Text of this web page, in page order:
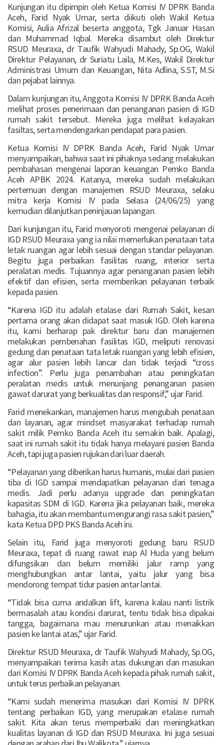
Kunjungan itu dipimpin oleh Ketua Komisi IV DPRK Banda
Aceh, Farid Nyak Umar, serta diikuti oleh Wakil Ketua
Komisi, Aulia Afrizal beserta anggota, Tgk Januar Hasan
dan Muhammad Iqbal. Mereka disambut oleh Direktur
RSUD Meuraxa, dr Taufik Wahyudi Mahady, Sp.OG, Wakil
Direktur Pelayanan, dr Suriatu Laila, M.Kes, Wakil Direktur
Administrasi Umum dan Keuangan, Nita Adlina, S.ST, M.Si
dan pejabat lainnya.
Dalam kunjungan itu, Anggota Komisi IV DPRK Banda Aceh
melihat proses penerimaan dan penanganan pasien di IGD
rumah sakit tersebut. Mereka juga melihat kelayakan
fasiltas, serta mendengarkan pendapat para pasien.
Ketua Komisi IV DPRK Banda Aceh, Farid Nyak Umar
menyampaikan, bahwa saat ini pihaknya sedang melakukan
pembahasan mengenai laporan keuangan Pemko Banda
Aceh APBK 2024. Katanya, mereka sudah melakukan
pertemuan dengan manajemen RSUD Meuraxa, selaku
mitra kerja Komisi IV pada Selasa (24/06/25) yang
kemudian dilanjutkan peninjauan lapangan.
Dari kunjungan itu, Farid menyoroti mengenai pelayanan di
IGD RSUD Meuraxa yang ia nilai memerlukan penataan tata
letak ruangan agar lebih sesuai dengan standar pelayanan.
Begitu juga perbaikan fasilitas ruang, interior serta
peralatan medis. Tujuannya agar penanganan pasien lebih
efektif dan efisien, serta memberikan pelayanan terbaik
kepada pasien.
“Karena IGD itu adalah etalase dari Rumah Sakit, kesan
pertama orang akan didapat saat masuk IGD. Oleh karena
itu, kami berharap pak direktur baru dan manajemen
melakukan pembenahan fasilitas IGD, meliputi renovasi
gedung dan penataan tata letak ruangan yang lebih efisien,
agar alur pasien lebih lancar dan tidak terjadi “cross
infection”. Perlu juga penambahan atau peningkatan
peralatan medis untuk menunjang penanganan pasien
gawat darurat yang berkualitas dan responsif,” ujar Farid.
Farid menekankan, manajemen harus mengubah penataan
dan layanan, agar mindset masyarakat terhadap rumah
sakit milik Pemko Banda Aceh itu semakin baik. Apalagi,
saat ini rumah sakit itu tidak hanya melayani pasien Banda
Aceh, tapi juga pasien rujukan dari luar daerah.
“Pelayanan yang diberikan harus humanis, mulai dari pasien
tiba di IGD sampai mendapatkan pelayanan dari tenaga
medis. Jadi perlu adanya upgrade dan peningkatan
kapasitas SDM di IGD. Karena jika pelayanan baik, mereka
bahagia, itu akan membantu mengurangi rasa sakit pasien,”
kata Ketua DPD PKS Banda Aceh ini.
Selain itu, Farid juga menyoroti gedung baru RSUD
Meuraxa, tepat di ruang rawat inap Al Huda yang belum
difungsikan dan belum memiliki jalur ramp yang
menghubungkan antar lantai, yaitu jalur yang bisa
mendorong tempat tidur pasien antar lantai.
“Tidak bisa cuma andalkan lift, karena kalau nanti listrik
bermasalah atau kondisi darurat, tentu tidak bisa dipakai
tangga, bagaimana mau menurunkan atau menaikkan
pasien ke lantai atas,” ujar Farid.
Direktur RSUD Meuraxa, dr Taufik Wahyudi Mahady, Sp.OG,
menyampaikan terima kasih atas dukungan dan masukan
dari Komisi IV DPRK Banda Aceh kepada pihak rumah sakit,
untuk terus perbaikan pelayanan.
“Kami sudah menerima masukan dari Komisi IV DPRK
tentang perbaikan IGD, yang merupakan etalase rumah
sakit. Kita akan terus memperbaiki dan meningkatkan
kualitas layanan di IGD dan RSUD Meuraxa. Ini juga sesuai